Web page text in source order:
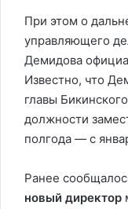
При этом о
управляющего
Демидова
Известно, что
главы
должности
полгода — с
Ранее
новый директор